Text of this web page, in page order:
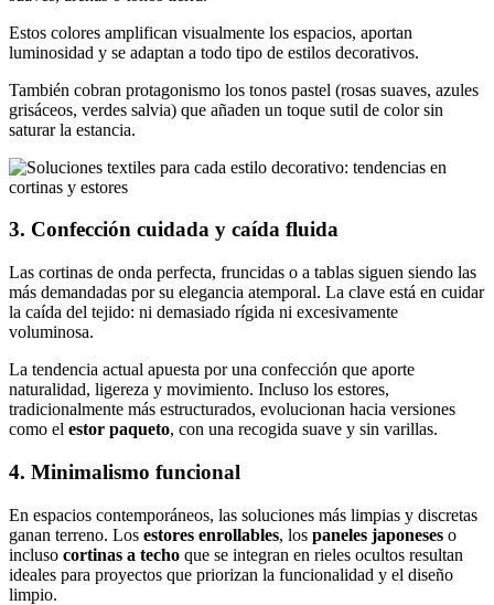
Estos colores amplifican visualmente los espacios, aportan
luminosidad y se adaptan a todo tipo de estilos decorativos.
También cobran protagonismo los tonos pastel (rosas suaves, azules
grisáceos, verdes salvia) que añaden un toque sutil de color sin
saturar la estancia.
3. Confección cuidada y caída fluida
Las cortinas de onda perfecta, fruncidas o a tablas siguen siendo las
más demandadas por su elegancia atemporal. La clave está en cuidar
la caída del tejido: ni demasiado rígida ni excesivamente
voluminosa.
La tendencia actual apuesta por una confección que aporte
naturalidad, ligereza y movimiento. Incluso los estores,
tradicionalmente más estructurados, evolucionan hacia versiones
como el estor paqueto, con una recogida suave y sin varillas.
4. Minimalismo funcional
En espacios contemporáneos, las soluciones más limpias y discretas
ganan terreno. Los estores enrollables, los paneles japoneses o
incluso cortinas a techo que se integran en rieles ocultos resultan
ideales para proyectos que priorizan la funcionalidad y el diseño
limpio.